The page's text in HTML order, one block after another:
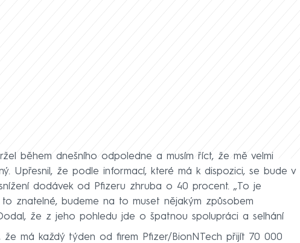
během dnešního odpoledne a musím říct, že mě velmi
Upřesnil, že podle informací, které má k dispozici, se bude v
dodávek od Pfizeru zhruba o 40 procent. „To je
to znatelné, budeme na to muset nějakým způsobem
že z jeho pohledu jde o špatnou spolupráci a selhání
že má každý týden od firem Pfizer/BionNTech přijít 70 000